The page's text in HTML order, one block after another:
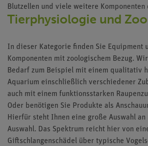
Blutzellen und viele weitere Komponenten
Tierphysiologie und
In dieser Kategorie finden Sie Equipment
Komponenten mit zoologischem Bezug.
Bedarf zum Beispiel mit einem qualitativ
Aquarium einschließlich verschiedener
auch mit einem funktionsstarken
Oder benötigen Sie Produkte als
Hierfür steht Ihnen eine große Auswahl an
Auswahl. Das Spektrum reicht hier von
Giftschlangenschädel über typische